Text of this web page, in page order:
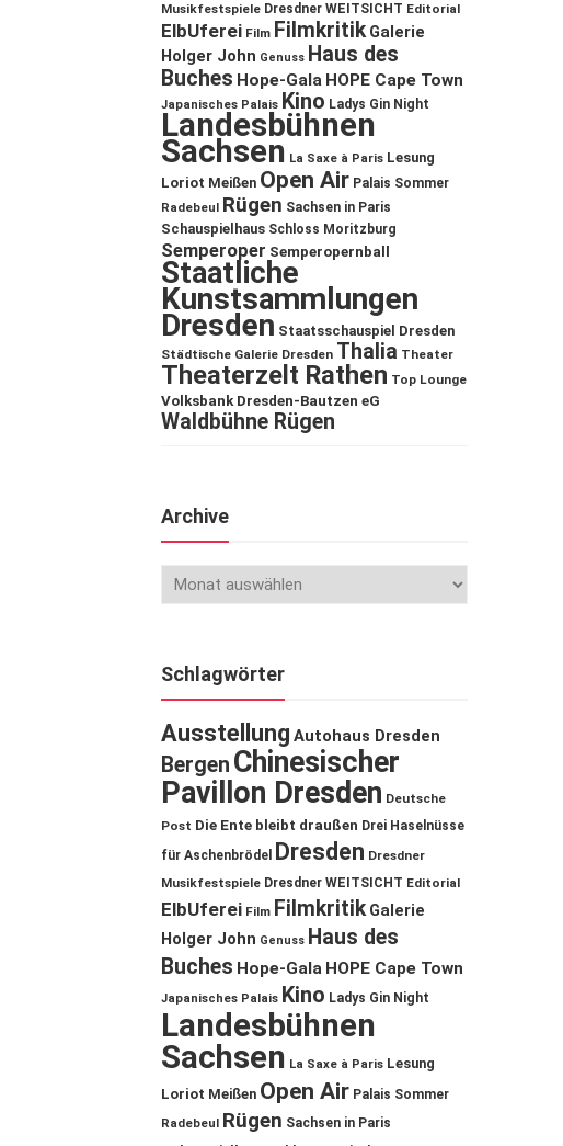
Musikfestspiele Dresdner WEITSICHT Editorial
ElbUferei Film Filmkritik Galerie
Holger John Genuss Haus des
Buches Hope-Gala HOPE Cape Town
Japanisches Palais Kino Ladys Gin Night
Landesbühnen
Sachsen La Saxe à Paris Lesung
Loriot Meißen Open Air Palais Sommer
Radebeul Rügen Sachsen in Paris
Schauspielhaus Schloss Moritzburg
Semperoper Semperopernball
Staatliche
Kunstsammlungen
Dresden Staatsschauspiel Dresden
Städtische Galerie Dresden Thalia Theater
Theaterzelt Rathen Top Lounge
Volksbank Dresden-Bautzen eG
Waldbühne Rügen
Archive
Schlagwörter
Ausstellung Autohaus Dresden
Bergen Chinesischer
Pavillon Dresden Deutsche
Post Die Ente bleibt draußen Drei Haselnüsse
für Aschenbrödel
Dresden Dresdner
Musikfestspiele Dresdner WEITSICHT Editorial
ElbUferei Film Filmkritik Galerie
Holger John Genuss Haus des
Buches Hope-Gala HOPE Cape Town
Japanisches Palais Kino Ladys Gin Night
Landesbühnen
Sachsen La Saxe à Paris Lesung
Loriot Meißen Open Air Palais Sommer
Radebeul Rügen Sachsen in Paris